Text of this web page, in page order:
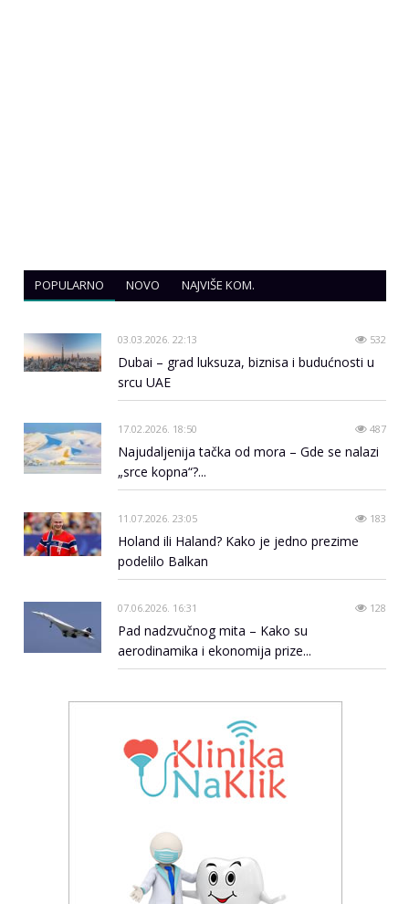
POPULARNO NOVO NAJVIŠE KOM.
03.03.2026. 22:13 532
Dubai – grad luksuza, biznisa i budućnosti u
srcu UAE
17.02.2026. 18:50 487
Najudaljenija tačka od mora – Gde se nalazi
„srce kopna“?...
11.07.2026. 23:05 183
Holand ili Haland? Kako je jedno prezime
podelilo Balkan
07.06.2026. 16:31 128
Pad nadzvučnog mita – Kako su
aerodinamika i ekonomija prize...